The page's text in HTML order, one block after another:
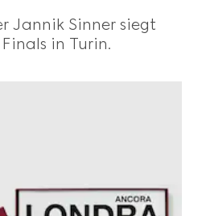
Jannik Sinner siegt
in Turin.